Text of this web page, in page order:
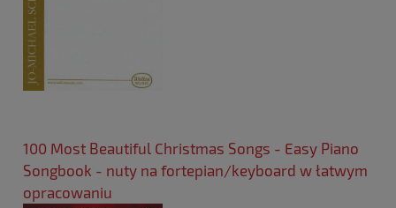
100 Most Beautiful Christmas Songs - Easy Piano
Songbook - nuty na fortepian/keyboard w łatwym
opracowaniu